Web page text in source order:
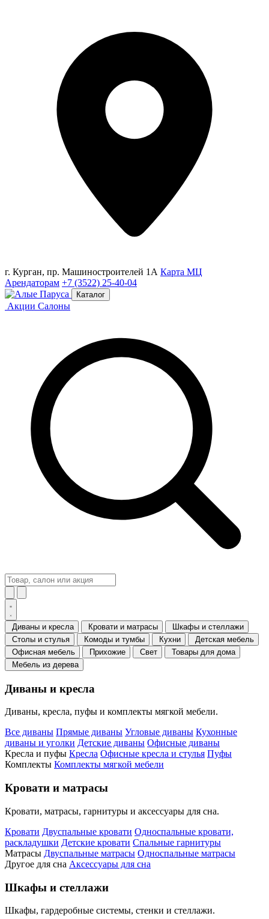
г. Курган, пр. Машиностроителей 1А Карта МЦ
Арендаторам +7 (3522) 25-40-04
Каталог
Акции Салоны
Диваны и кресла Кровати и матрасы
Шкафы и стеллажи
Столы и стулья
Комоды и тумбы Кухни
Детская мебель
Офисная мебель
Прихожие Свет
Товары для дома
Мебель из дерева
Диваны и кресла
Диваны, кресла, пуфы и комплекты мягкой мебели.
Все диваны Прямые диваны Угловые диваны Кухонные
диваны и уголки Детские диваны Офисные диваны
Кресла и пуфы Кресла Офисные кресла и стулья Пуфы
Комплекты Комплекты мягкой мебели
Кровати и матрасы
Кровати, матрасы, гарнитуры и аксессуары для сна.
Кровати Двуспальные кровати Односпальные кровати,
раскладушки Детские кровати Спальные гарнитуры
Матрасы Двуспальные матрасы Односпальные матрасы
Другое для сна Аксессуары для сна
Шкафы и стеллажи
Шкафы, гардеробные системы, стенки и стеллажи.